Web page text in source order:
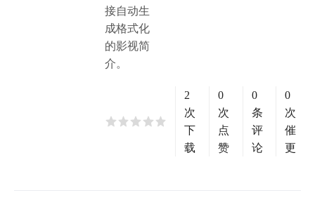
接自动生
成格式化
的影视简
介。
2
次
下
载
0
次
点
赞
0
条
评
论
0
次
催
更